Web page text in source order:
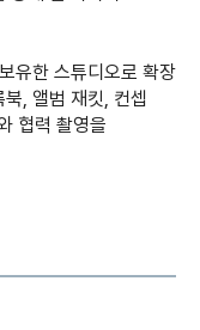
유한 스튜디오로 확장
, 앨범 재킷, 컨셉
협력 촬영을